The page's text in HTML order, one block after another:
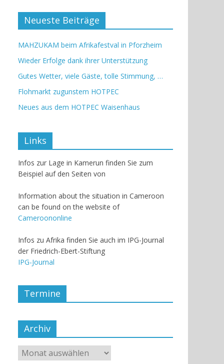
Neueste Beiträge
MAHZUKAM beim Afrikafestval in Pforzheim
Wieder Erfolge dank ihrer Unterstützung
Gutes Wetter, viele Gäste, tolle Stimmung, …
Flohmarkt zugunstem HOTPEC
Neues aus dem HOTPEC Waisenhaus
Links
Infos zur Lage in Kamerun finden Sie zum
Beispiel auf den Seiten von
Information about the situation in Cameroon
can be found on the website of
Cameroononline
Infos zu Afrika finden Sie auch im IPG-Journal
der Friedrich-Ebert-Stiftung
IPG-Journal
Termine
Archiv